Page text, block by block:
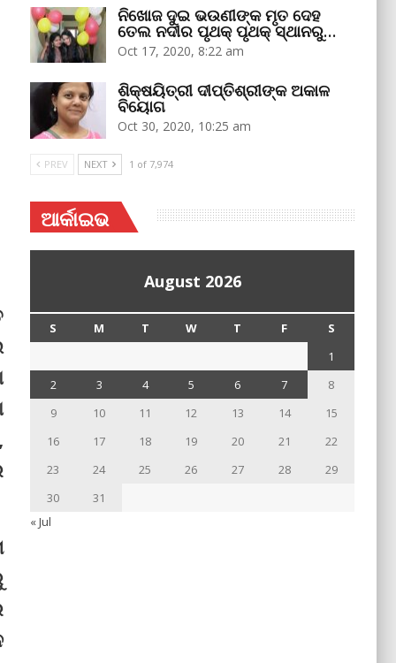
ନିଖୋଜ ଦୁଇ ଭଉଣୀଙ୍କ ମୃତ ଦେହ
ତେଲ ନଦୀର ପୃଥକ୍‌ ପୃଥକ୍‌ ସ୍ଥାନରୁ…
Oct 17, 2020, 8:22 am
ଶିକ୍ଷୟିତ୍ରୀ ଦୀପ୍ତିଶ୍ରୀଙ୍କ ଅକାଳ
ବିୟୋଗ
Oct 30, 2020, 10:25 am
PREV NEXT 1 of 7,974
ଆର୍କାଇଭ
August 2026
S M T W T F
S
1
2
3 4 5 6 7
8
9
10 11 12 13 14
15
16
17 18 19 20 21
22
23
24 25 26 27 28
29
30
31
« Jul